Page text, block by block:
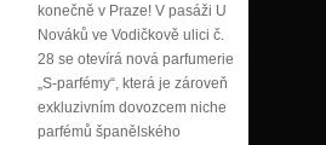
konečně v Praze! V pasáži U
Nováků ve Vodičkově ulici č.
28 se otevírá nová parfumerie
„S-parfémy“, která je zároveň
exkluzivním dovozcem niche
parfémů španělského